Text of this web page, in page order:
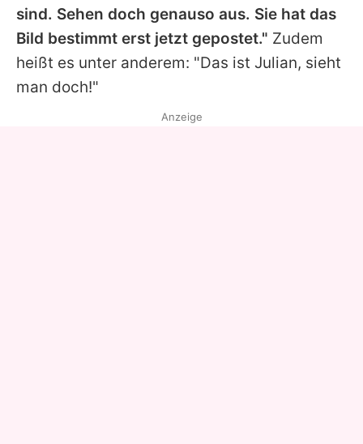
sind. Sehen doch genauso aus. Sie hat das
Bild bestimmt erst jetzt gepostet." Zudem
heißt es unter anderem: "Das ist Julian, sieht
man doch!"
Anzeige